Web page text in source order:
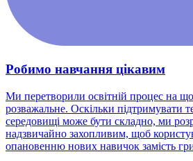
Робимо навчання цікавим
Ми перетворили освітній процес на
розважальне. Оскільки підтримувати
середовищі може бути складно, ми
надзвичайно захопливим, щоб
опановенню нових навичок замість гри